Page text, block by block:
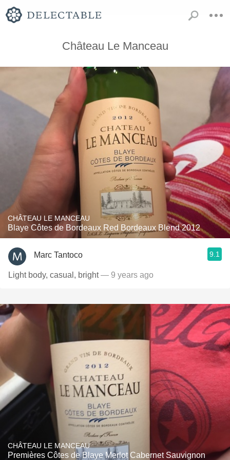
Château Le Manceau
CHÂTEAU LE MANCEAU
Blaye Côtes de Bordeaux Red Bordeaux Blend 2012
Marc Tantoco 9.1
Light body, casual, bright— 9 years ago
CHÂTEAU LE MANCEAU
Premières Côtes de Blaye Merlot Cabernet Sauvignon